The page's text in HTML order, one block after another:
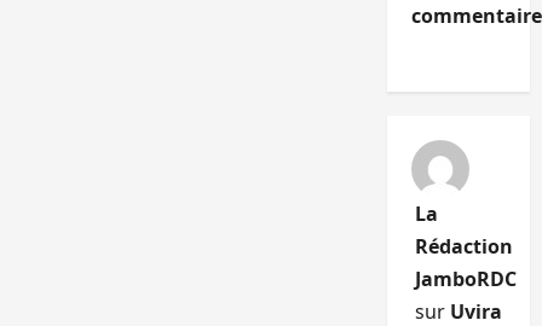
La
Rédaction
JamboRDC
sur Uvira